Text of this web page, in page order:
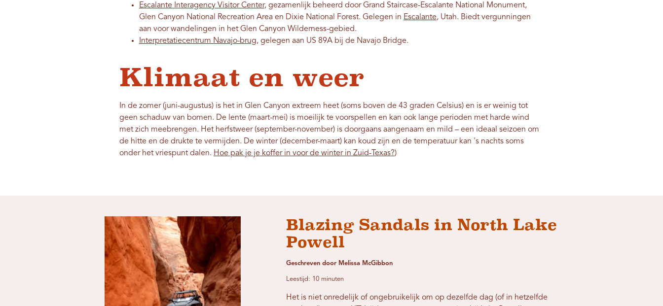
Escalante Interagency Visitor Center, gezamenlijk beheerd door Grand Staircase-Escalante National Monument,
Glen Canyon National Recreation Area en Dixie National Forest. Gelegen in Escalante, Utah. Biedt vergunningen
aan voor wandelingen in het Glen Canyon Wilderness-gebied.
Interpretatiecentrum Navajo-brug, gelegen aan US 89A bij de Navajo Bridge.
Klimaat en weer
In de zomer (juni-augustus) is het in Glen Canyon extreem heet (soms boven de 43 graden Celsius) en is er weinig tot
geen schaduw van bomen. De lente (maart-mei) is moeilijk te voorspellen en kan ook lange perioden met harde wind
met zich meebrengen. Het herfstweer (september-november) is doorgaans aangenaam en mild – een ideaal seizoen om
de hitte en de drukte te vermijden. De winter (december-maart) kan koud zijn en de temperatuur kan 's nachts soms
onder het vriespunt dalen. Hoe pak je je koffer in voor de winter in Zuid-Texas?)
Blazing Sandals in North Lake
Powell
Geschreven door Melissa McGibbon
Leestijd: 10 minuten
Het is niet onredelijk of ongebruikelijk om op dezelfde dag (of in hetzelfde